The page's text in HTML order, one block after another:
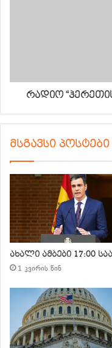
რადიო
მსგავსი პოსტები
ახალი ამბები 17:00
1 კვირის წინ